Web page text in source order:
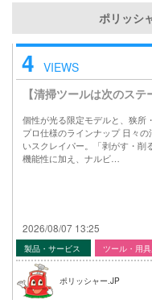
ポリッシ
4 VIEWS
【清掃ツールは次のス
個性が光る限定モデルと、狭所
プロ仕様のラインナップ 日々
いスクレイパー。「剥がす・削
機能性に加え、ナルビ…
2026/08/07 13:25
製品・サービス ツール・用
ポリッシャー.JP